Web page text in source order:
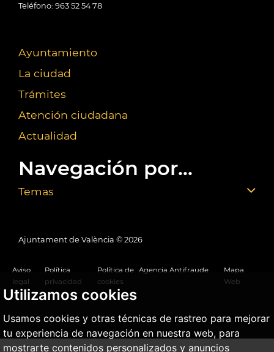
Utilizamos cookies
Usamos cookies y otras técnicas de rastreo para mejorar
tu experiencia de navegación en nuestra web, para
mostrarte contenidos personalizados y anuncios
Teléfono: 963 52 54 78
Ayuntamiento
La ciudad
Trámites
Atención ciudadana
Actualidad
Navegación por...
Temas
Ajuntament de València © 2026
Aviso
legal
Política
privacidad
Política de
cookies
Agencia Antifraude
Mapa
Web